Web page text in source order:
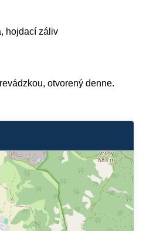
hojdací záliv
otvorený denne.